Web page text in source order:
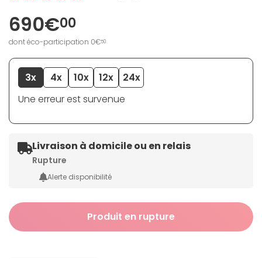
690€00
dont éco-participation 0€50
3x 4x 10x 12x
24x
Une erreur est survenue
Livraison à domicile ou en relais
Rupture
Alerte disponibilité
Produit en rupture